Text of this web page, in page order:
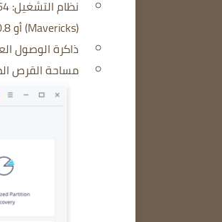
نظام التشغيل: Windows 10 / 8.1 / 8/7 x64 ؛
(Mavericks) أو 10.8 أو 10.7 أو 10.6 وحدة المعالجة المركزية: 1 جيجاهرتز (64
ذاكرة الوصول العشوائي: 256 ميجابايت أو أكثر من ذاكرة
مساحة القرص الصلب: 100 ميجابايت وفوق